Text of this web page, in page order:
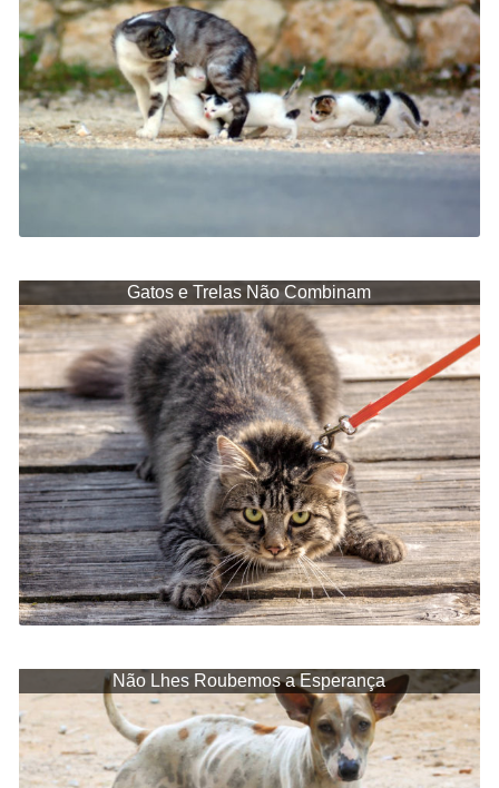
Gatos e Trelas Não Combinam
Não Lhes Roubemos a Esperança